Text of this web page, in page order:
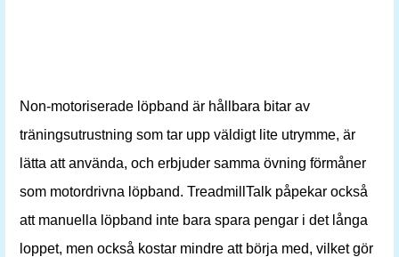
Non-motoriserade löpband är hållbara bitar av
träningsutrustning som tar upp väldigt lite utrymme, är
lätta att använda, och erbjuder samma övning förmåner
som motordrivna löpband. TreadmillTalk påpekar också
att manuella löpband inte bara spara pengar i det långa
loppet, men också kostar mindre att börja med, vilket gör